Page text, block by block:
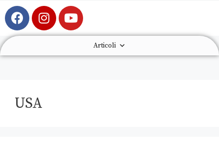
Articoli
USA